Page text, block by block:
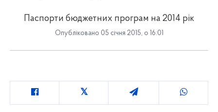
Паспорти бюджетних програм на 2014 рік
Опубліковано 05 січня 2015, о 16:01